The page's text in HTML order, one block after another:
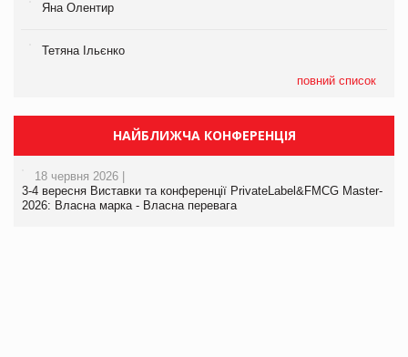
Яна Олентир
Тетяна Ільєнко
повний список
НАЙБЛИЖЧА КОНФЕРЕНЦІЯ
18 червня 2026 |
3-4 вересня Виставки та конференції PrivateLabel&FMCG Master-
2026: Власна марка - Власна перевага